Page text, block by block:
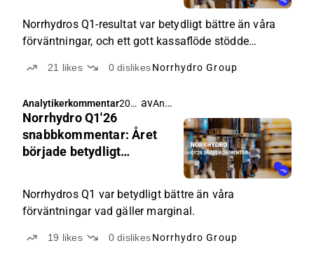
Norrhydros Q1-resultat var betydligt bättre än våra
förväntningar, och ett gott kassaflöde stödde
21 likes 0dislikesNorrhydro Group
Analytikerkommentar202
04-
05:5
av Antti Viljakainen
Norrhydro Q1'26
snabbkommentar: Året
började betydligt
Norrhydros Q1 var betydligt bättre än våra
förväntningar vad gäller marginal.
19 likes 0dislikesNorrhydro Group